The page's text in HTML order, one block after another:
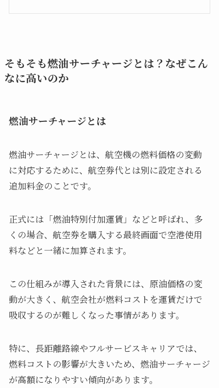
そもそも燃油サーチャージとは？なぜこん
なに高いのか
燃油サーチャージとは
燃油サーチャージとは、航空機の燃料価格の変動
に対応するために、航空券代とは別に設定される
追加料金のことです。
正式には「燃油特別付加運賃」などと呼ばれ、多
くの場合、航空券を購入する最終画面で空港使用
料などと一緒に加算されます。
この仕組みが導入された背景には、原油価格の変
動が大きく、航空会社が燃料コストを運賃だけで
吸収するのが難しくなった事情があります。
特に、長距離路線やフルサービスキャリアでは、
燃料コストの影響が大きいため、燃油サーチャージ
が高額になりやすい傾向があります。